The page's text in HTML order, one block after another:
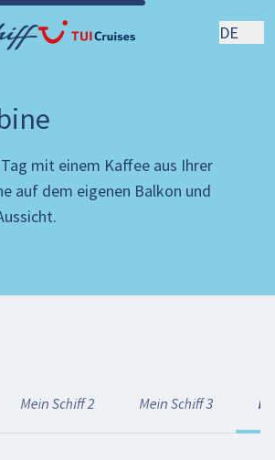
DE
mit einem Kaffee aus Ihrer
auf dem eigenen Balkon und
Mein Schiff 2 Mein Schiff 3